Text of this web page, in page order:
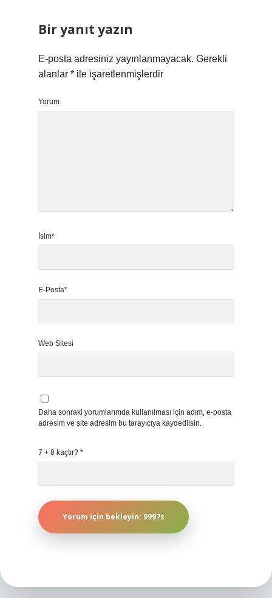
Bir yanıt yazın
E-posta adresiniz yayınlanmayacak. Gerekli
alanlar * ile işaretlenmişlerdir
Yorum
İsim*
E-Posta*
Web Sitesi
Daha sonraki yorumlarımda kullanılması için adım, e-posta
adresim ve site adresim bu tarayıcıya kaydedilsin.
7 + 8 kaçtır? *